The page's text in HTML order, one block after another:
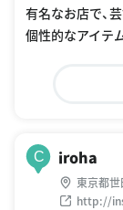
有名なお店で、
個性的なアイテ
C iroha
東京都
http://